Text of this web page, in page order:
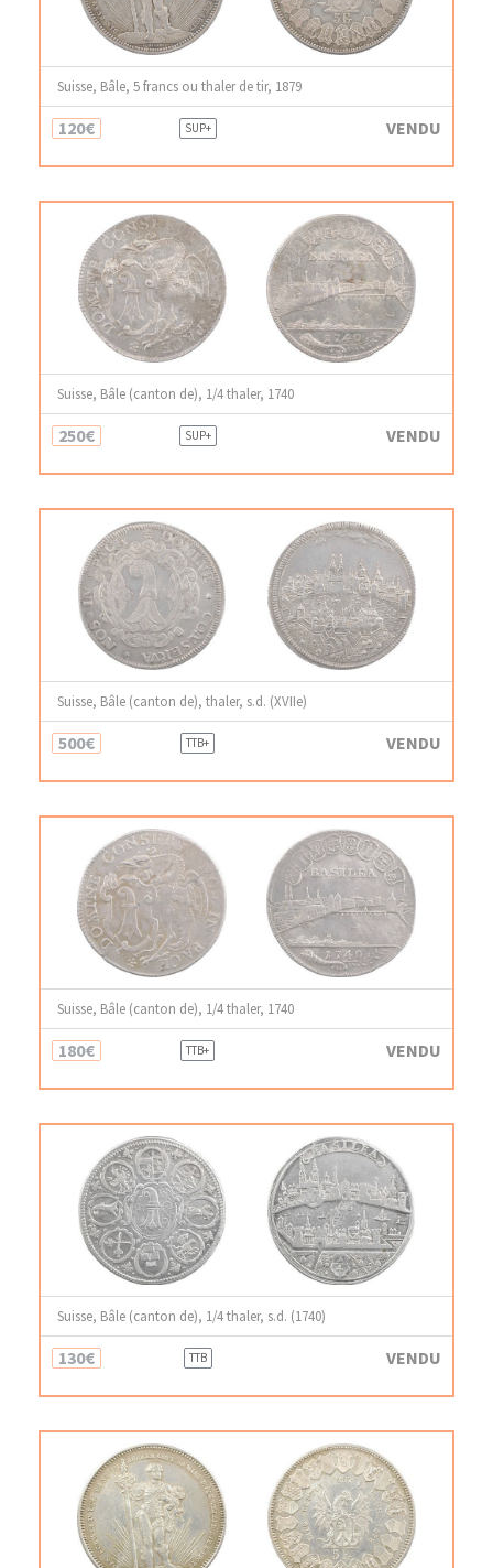
Suisse, Bâle, 5 francs ou thaler de tir, 1879
120€ SUP+ VENDU
Suisse, Bâle (canton de), 1/4 thaler, 1740
250€ SUP+ VENDU
Suisse, Bâle (canton de), thaler, s.d. (XVIIe)
500€ TTB+ VENDU
Suisse, Bâle (canton de), 1/4 thaler, 1740
180€ TTB+ VENDU
Suisse, Bâle (canton de), 1/4 thaler, s.d. (1740)
130€ TTB VENDU